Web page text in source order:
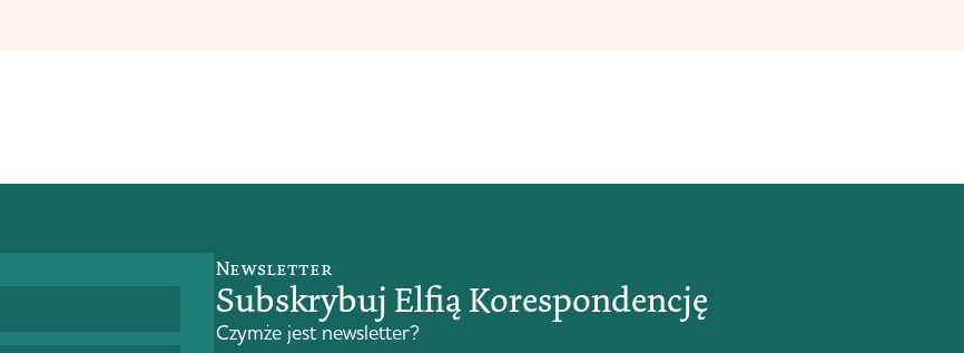
Newsletter
Subskrybuj Elfią Korespondencję
Czymże jest newsletter?